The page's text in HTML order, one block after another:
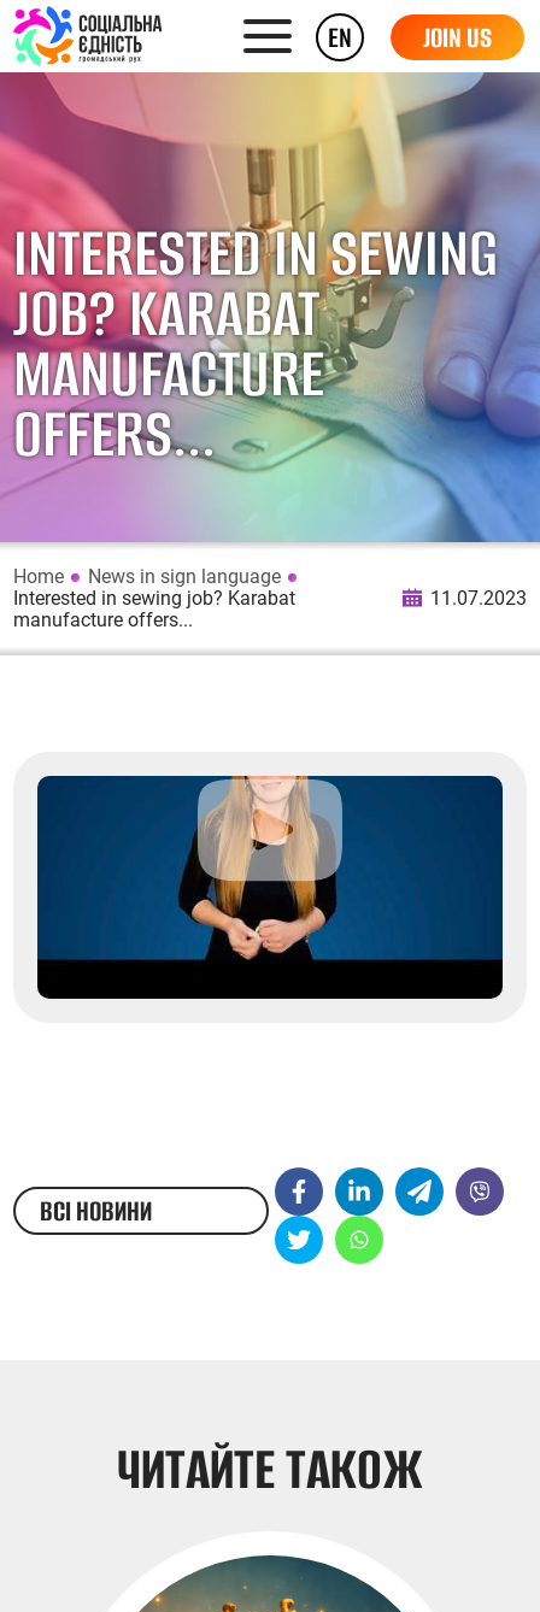
EN JOIN US
INTERESTED IN SEWING
JOB? KARABAT
MANUFACTURE
OFFERS...
Home
News in sign language
Interested in sewing job? Karabat
manufacture offers...
11.07.2023
ВСІ НОВИНИ
ЧИТАЙТЕ ТАКОЖ